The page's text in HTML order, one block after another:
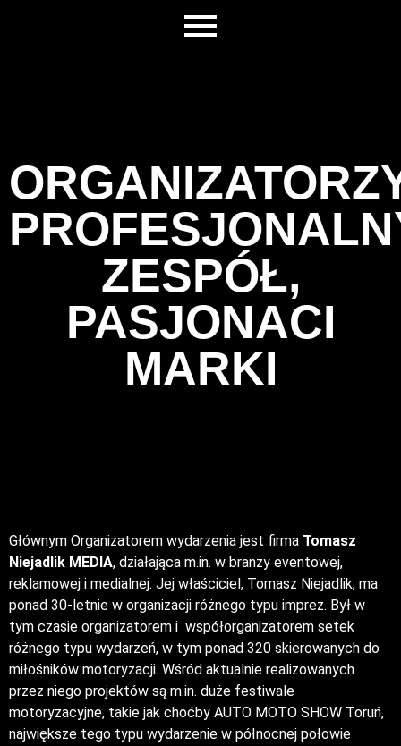
ZESPÓŁ,
PASJONACI
MARKI
Głównym Organizatorem wydarzenia jest firma Tomasz
Niejadlik MEDIA, działająca m.in. w branży eventowej,
reklamowej i medialnej. Jej właściciel, Tomasz Niejadlik, ma
ponad 30-letnie w organizacji różnego typu imprez. Był w
tym czasie organizatorem i współorganizatorem setek
różnego typu wydarzeń, w tym ponad 320 skierowanych do
miłośników motoryzacji. Wśród aktualnie realizowanych
przez niego projektów są m.in. duże festiwale
motoryzacyjne, takie jak choćby AUTO MOTO SHOW Toruń,
największe tego typu wydarzenie w północnej połowie